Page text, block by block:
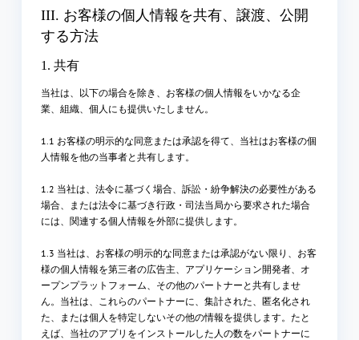
III. お客様の個人情報を共有、譲渡、公開
する方法
1. 共有
当社は、以下の場合を除き、お客様の個人情報をいかなる企
業、組織、個人にも提供いたしません。
1.1 お客様の明示的な同意または承認を得て、当社はお客様の個
人情報を他の当事者と共有します。
1.2 当社は、法令に基づく場合、訴訟・紛争解決の必要性がある
場合、または法令に基づき行政・司法当局から要求された場合
には、関連する個人情報を外部に提供します。
1.3 当社は、お客様の明示的な同意または承認がない限り、お客
様の個人情報を第三者の広告主、アプリケーション開発者、オ
ープンプラットフォーム、その他のパートナーと共有しませ
ん。当社は、これらのパートナーに、集計された、匿名化され
た、または個人を特定しないその他の情報を提供します。たと
えば、当社のアプリをインストールした人の数をパートナーに